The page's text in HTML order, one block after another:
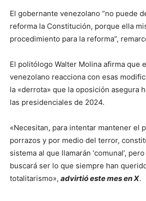
El gobernante venezolano “no puede
reforma la Constitución, porque ella
procedimiento para la reforma”,
El politólogo Walter Molina afirma que
venezolano reacciona con esas
la «derrota» que la oposición asegura
las presidenciales de 2024.
«Necesitan, para intentar mantener el
porrazos y por medio del terror,
sistema al que llamarán ‘comunal’,
buscará ser lo que siempre han
totalitarismo», advirtió este mes en X.